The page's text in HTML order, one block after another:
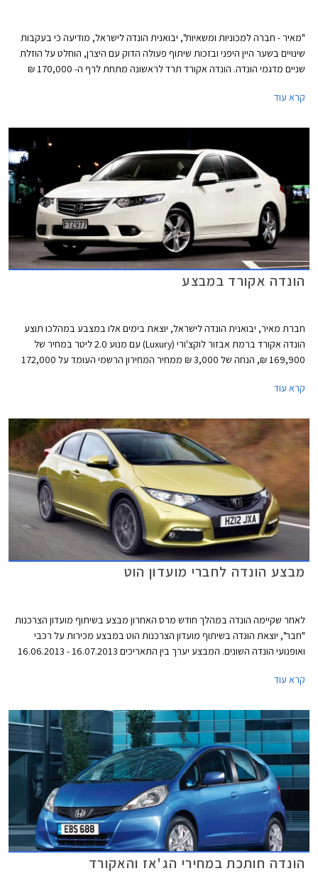
"מאיר - חברה למכוניות ומשאיות", יבואנית הונדה לישראל, מודיעה כי בעקבות
שינויים בשער היין היפני ובזכות שיתוף פעולה הדוק עם היצרן, הוחלט על הוזלת
שניים מדגמי הונדה. הונדה אקורד תרד לראשונה מתחת לרף ה- 170,000 ₪
בפלח המשפחתיות הגדולות.
קרא עוד
הונדה אקורד במבצע
חברת מאיר, יבואנית הונדה לישראל, יוצאת בימים אלו במצבע במהלכו תוצע
הונדה אקורד ברמת אבזור לוקצ'ורי (Luxury) עם מנוע 2.0 ליטר במחיר של
169,900 ₪, הנחה של 3,000 ₪ ממחיר המחירון הרשמי העומד על 172,000
קרא עוד
מבצע הונדה לחברי מועדון הוט
לאחר שקיימה הונדה במהלך חודש מרס האחרון מבצע בשיתוף מועדון הצרכנות
"חבר", יוצאת הונדה בשיתוף מועדון הצרכנות הוט במבצע מכירות על רכבי
ואופנועי הונדה השונים. המבצע יערך בין התאריכים 16.07.2013 - 16.06.2013
ואבזור מתנה בהתאם לדגם. כמו כן, מוצעים לרוכשים הנחות ברכישת אביזרים
מקומית) ומימון בריבית פריים מינוס 0.5%.
קרא עוד
הונדה חותכת במחירי הג'אז והאקורד